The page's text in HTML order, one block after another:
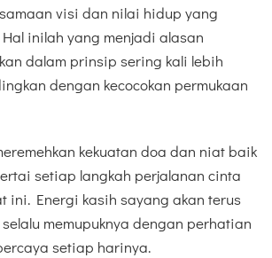
visi dan nilai hidup yang
inilah yang menjadi alasan
dalam prinsip sering kali lebih
dengan kecocokan permukaan
kekuatan doa dan niat baik
setiap langkah perjalanan cinta
ini. Energi kasih sayang akan terus
memupuknya dengan perhatian
setiap harinya.